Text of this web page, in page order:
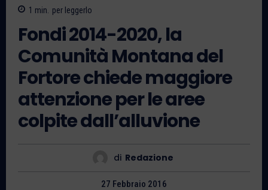
1 min. per leggerlo
Fondi 2014-2020, la
Comunità Montana del
Fortore chiede maggiore
attenzione per le aree
colpite dall’alluvione
di Redazione
27 Febbraio 2016